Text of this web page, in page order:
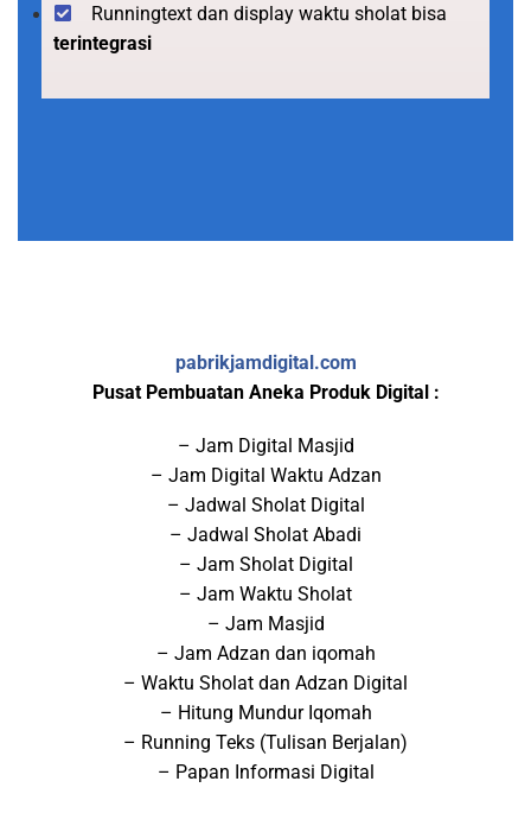
Runningtext dan display waktu sholat bisa
terintegrasi
pabrikjamdigital.com
Pusat Pembuatan Aneka Produk Digital :
– Jam Digital Masjid
– Jam Digital Waktu Adzan
– Jadwal Sholat Digital
– Jadwal Sholat Abadi
– Jam Sholat Digital
– Jam Waktu Sholat
– Jam Masjid
– Jam Adzan dan iqomah
– Waktu Sholat dan Adzan Digital
– Hitung Mundur Iqomah
– Running Teks (Tulisan Berjalan)
– Papan Informasi Digital